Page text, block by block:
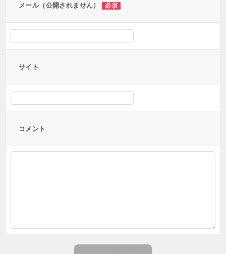
メール（公開されません） 必須
サイト
コメント